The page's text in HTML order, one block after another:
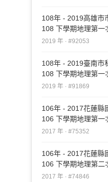
108年 - 2019高雄市
108 下學期地理第一
#92053
2019 年 · #92053
108年 - 2019臺南市
108 下學期地理第一
#91869
2019 年 · #91869
106年 - 2017花蓮縣
106 下學期地理第一
#75352
2017 年 · #75352
106年 - 2017花蓮縣
106 下學期地理第二
#74846
2017 年 · #74846